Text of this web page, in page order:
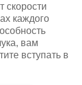
скорости
каждого
вам
вступать в